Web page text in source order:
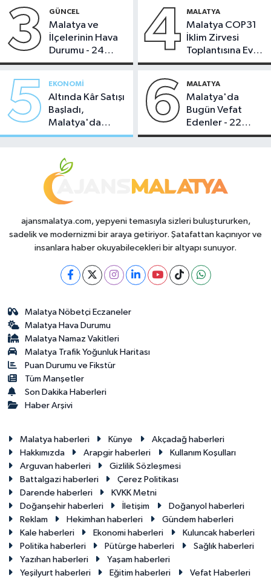
3 GÜNCEL
Malatya ve
İlçelerinin Hava
Durumu - 24
Temmuz 2026
4 MALATYA
Malatya COP31
İklim Zirvesi
Toplantısına Ev
Sahipliği Yaptı
5 EKONOMI
Altında Kâr Satışı
Başladı,
Malatya'da
Makas Ne
6 MALATYA
Malatya'da
Bugün Vefat
Edenler - 22
Temmuz 2026
ajansmalatya.com, yepyeni temasıyla sizleri buluştururken,
sadelik ve modernizmi bir araya getiriyor. Şatafattan kaçınıyor ve
insanlara haber okuyabilecekleri bir altyapı sunuyor.
Malatya Nöbetçi Eczaneler
Malatya Hava Durumu
Malatya Namaz Vakitleri
Malatya Trafik Yoğunluk Haritası
Puan Durumu ve Fikstür
Tüm Manşetler
Son Dakika Haberleri
Haber Arşivi
Malatya haberleri Künye
Akçadağ haberleri
Hakkımızda
Arapgir haberleri
Kullanım Koşulları
Arguvan haberleri
Gizlilik Sözleşmesi
Battalgazi haberleri
Çerez Politikası
Darende haberleri
KVKK Metni
Doğanşehir haberleri
İletişim
Doğanyol haberleri
Reklam
Hekimhan haberleri
Gündem haberleri
Kale haberleri
Ekonomi haberleri
Kuluncak haberleri
Politika haberleri
Pütürge haberleri
Sağlık haberleri
Yazıhan haberleri
Yaşam haberleri
Yeşilyurt haberleri
Eğitim haberleri Vefat Haberleri